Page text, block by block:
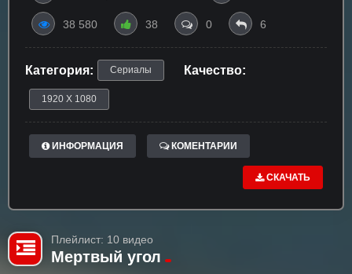
38 580 38 0 6
Категория: Сериалы Качество:
1920 X 1080
ИНФОРМАЦИЯ КОМЕНТАРИИ
СКАЧАТЬ
Плейлист: 10 видео
Мертвый угол